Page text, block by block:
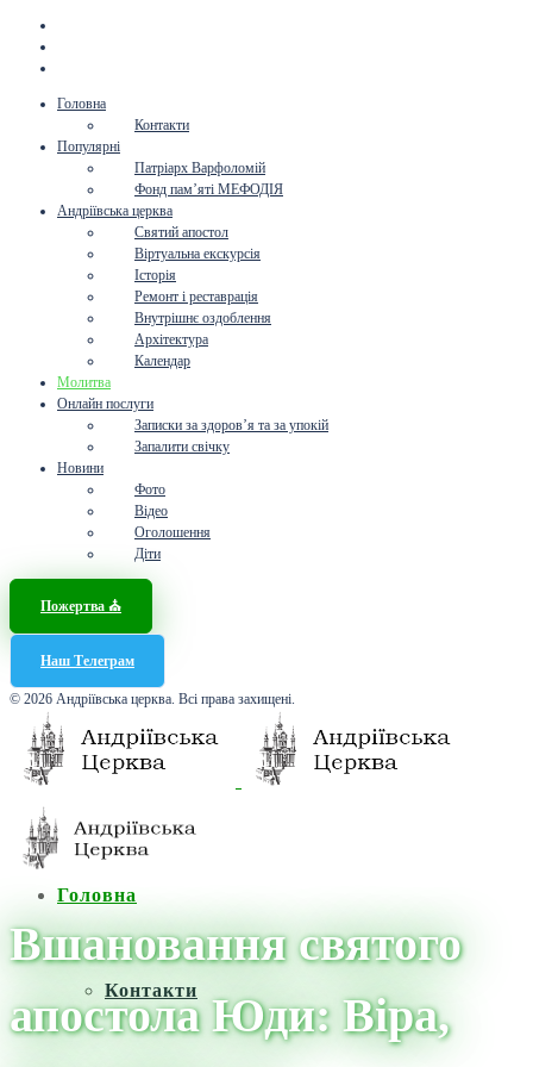
Головна
Контакти
Популярні
Патріарх Варфоломій
Фонд пам’яті МЕФОДІЯ
Андріївська церква
Святий апостол
Віртуальна екскурсія
Історія
Ремонт і реставрація
Внутрішнє оздоблення
Архітектура
Календар
Молитва
Онлайн послуги
Записки за здоров’я та за упокій
Запалити свічку
Новини
Фото
Відео
Оголошення
Діти
Пожертва ⛪️
Наш Телеграм
© 2026 Андріївська церква. Всі права захищені.
Головна
Контакти
Вшановання святого
апостола Юди: Віра,